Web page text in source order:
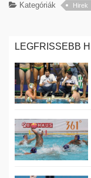
Kategóriák Hirek
LEGFRISSEBB